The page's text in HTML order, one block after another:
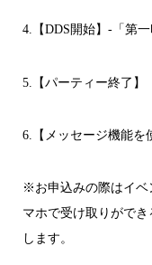
4.【DDS開始】-「第一
5.【パーティー終了】
6.【メッセージ機能を
※お申込みの際はイベ
マホで受け取りがで
します。